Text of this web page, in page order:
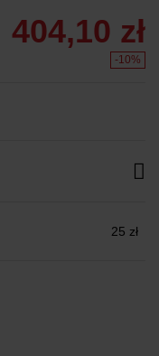
404,10 zł
-10%
25 zł